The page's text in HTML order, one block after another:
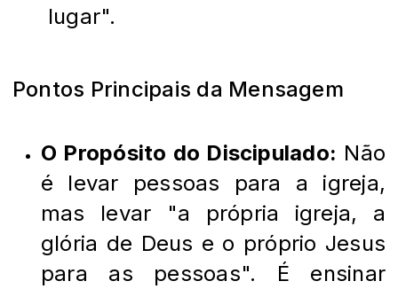
lugar".
Pontos Principais da Mensagem
O Propósito do Discipulado: Não
é levar pessoas para a igreja,
mas levar "a própria igreja, a
glória de Deus e o próprio Jesus
para as pessoas". É ensinar